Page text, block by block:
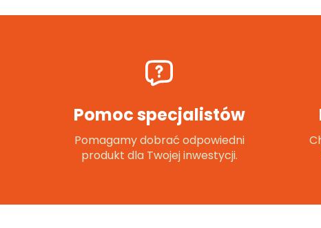
Pomoc specjalistów
Pomagamy dobrać odpowiedni
produkt dla Twojej inwestycji.